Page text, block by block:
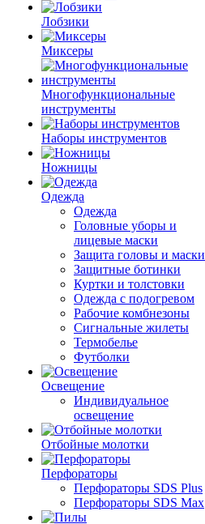
Лобзики
Миксеры
Многофункциональные
инструменты
Наборы инструментов
Ножницы
Одежда
Одежда
Головные уборы и
лицевые маски
Защита головы и маски
Защитные ботинки
Куртки и толстовки
Одежда с подогревом
Рабочие комбнезоны
Сигнальные жилеты
Термобелье
Футболки
Освещение
Индивидуальное
освещение
Отбойные молотки
Перфораторы
Перфораторы SDS Plus
Перфораторы SDS Max